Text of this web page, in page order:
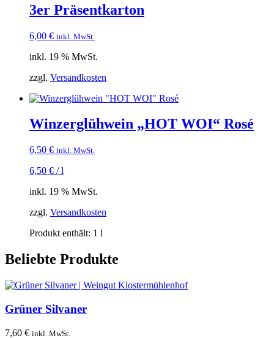
3er Präsentkarton
6,00 € inkl. MwSt.
inkl. 19 % MwSt.
zzgl. Versandkosten
Winzerglühwein „HOT WOI“ Rosé
6,50 € inkl. MwSt.
6,50 € /l
inkl. 19 % MwSt.
zzgl. Versandkosten
Produkt enthält: 1 l
Beliebte Produkte
Grüner Silvaner
7,60 € inkl. MwSt.